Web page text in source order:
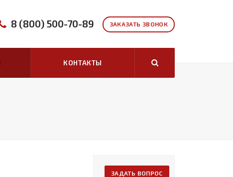
ЗАКАЗАТЬ ЗВОНОК
8 (800) 500-70-89
КОНТАКТЫ
ЗАДАТЬ ВОПРОС